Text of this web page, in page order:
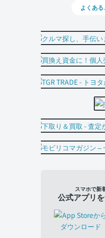
よくあ
スマホで新
公式アプリ